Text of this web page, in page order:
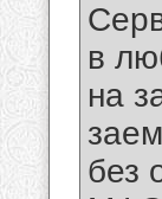
в
на
без